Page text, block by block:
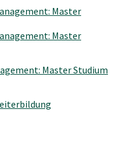
Master Studium